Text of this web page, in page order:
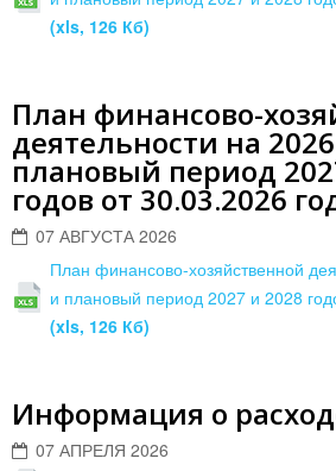
(xls, 126 Кб)
План финансово-
деятельности на
плановый период
годов от 30.03.2026
07 АВГУСТА 2026
План финансово-хозяйственной
и плановый период 2027 и 2028
(xls, 126 Кб)
Информация о
07 АПРЕЛЯ 2026